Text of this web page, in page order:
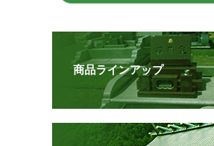
商品ラインアップ